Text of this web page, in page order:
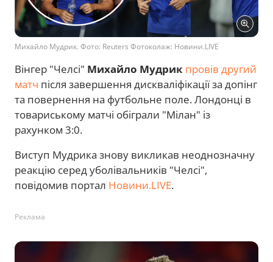
Михайло Мудрик. Фото: Reuters Фотоколаж: Новини.LIVE
Вінгер "Челсі" Михайло Мудрик провів другий
матч після завершення дискваліфікації за допінг
та повернення на футбольне поле. Лондонці в
товариському матчі обіграли "Мілан" із
рахунком 3:0.
Виступ Мудрика знову викликав неоднозначну
реакцію серед уболівальників "Челсі",
повідомив портал Новини.LIVE.
Реклама